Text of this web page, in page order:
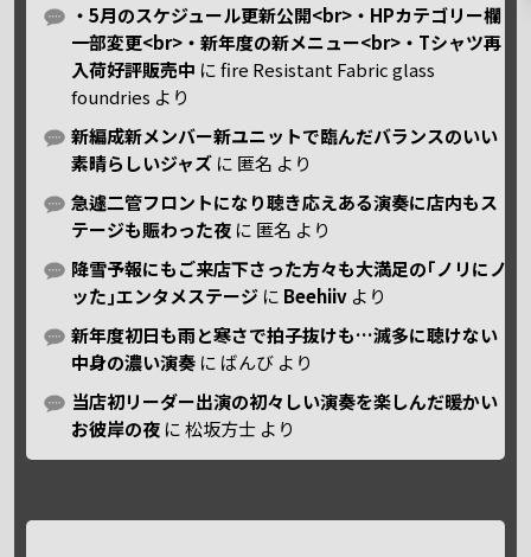
・5月のスケジュール更新公開<br>・HPカテゴリー欄
一部変更<br>・新年度の新メニュー<br>・Tシャツ再
入荷好評販売中 にfire Resistant Fabric glass
foundries より
新編成新メンバー新ユニットで臨んだバランスのいい
素晴らしいジャズ に 匿名 より
急遽二管フロントになり聴き応えある演奏に店内もス
テージも賑わった夜 に 匿名 より
降雪予報にもご来店下さった方々も大満足の｢ノリにノ
ッた｣エンタメステージ に Beehiiv より
新年度初日も雨と寒さで拍子抜けも…滅多に聴けない
中身の濃い演奏 に ばんび より
当店初リーダー出演の初々しい演奏を楽しんだ暖かい
お彼岸の夜 に松坂方士 より